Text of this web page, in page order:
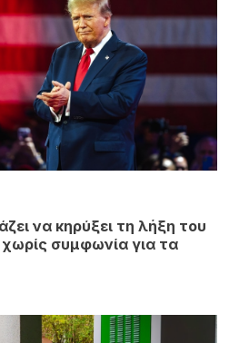
να κηρύξει τη λήξη του
συμφωνία για τα